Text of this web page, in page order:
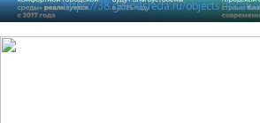
https://38.gorodsreda.ru/